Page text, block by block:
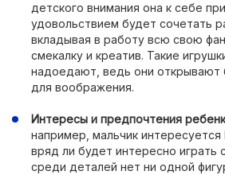
детского внимания она к себе
удовольствием будет сочетать
вкладывая в работу всю свою
смекалку и креатив. Такие
надоедают, ведь они открывают
для воображения.
Интересы и предпочтения
например, мальчик
вряд ли будет интересно играть
среди деталей нет ни одной